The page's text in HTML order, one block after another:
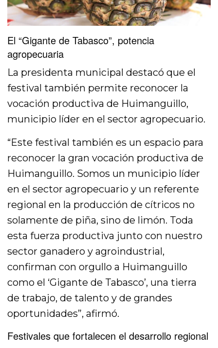
El “Gigante de Tabasco”, potencia
agropecuaria
La presidenta municipal destacó que el
festival también permite reconocer la
vocación productiva de Huimanguillo,
municipio líder en el sector agropecuario.
“Este festival también es un espacio para
reconocer la gran vocación productiva de
Huimanguillo. Somos un municipio líder
en el sector agropecuario y un referente
regional en la producción de cítricos no
solamente de piña, sino de limón. Toda
esta fuerza productiva junto con nuestro
sector ganadero y agroindustrial,
confirman con orgullo a Huimanguillo
como el ‘Gigante de Tabasco’, una tierra
de trabajo, de talento y de grandes
oportunidades”, afirmó.
Festivales que fortalecen el desarrollo regional